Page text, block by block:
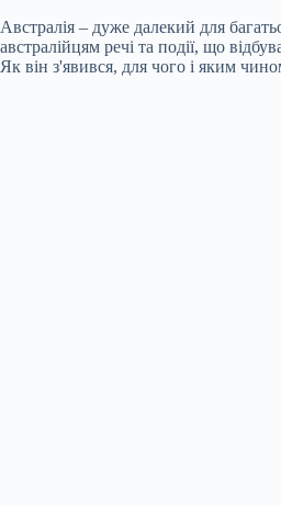
Австралія – дуже далекий для
австралійцям речі та події, що
Як він з'явився, для чого і яким